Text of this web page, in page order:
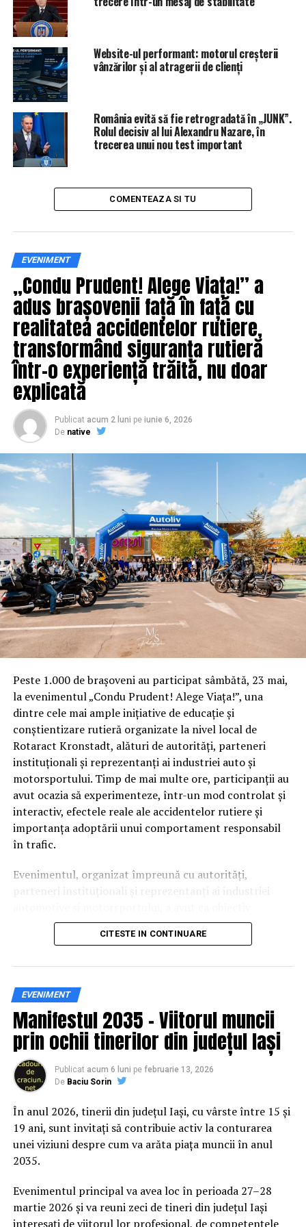
Website-ul performant: motorul creșterii
vânzărilor și al atragerii de clienți
România evită să fie retrogradată în „JUNK”.
Rolul decisiv al lui Alexandru Nazare, în
trecerea unui nou test important
COMENTEAZA SI TU
EVENIMENT
„Condu Prudent! Alege Viața!” a
adus brașovenii față în față cu
realitatea accidentelor rutiere,
transformând siguranța rutieră
într-o experiență trăită, nu doar
explicată
Publicat acum 2 luni pe iunie 6, 2026
De native
Peste 1.000 de brașoveni au participat sâmbătă, 23 mai,
la evenimentul „Condu Prudent! Alege Viața!”, una
dintre cele mai ample inițiative de educație și
conștientizare rutieră organizate la nivel local de
Rotaract Kronstadt, alături de autorități, parteneri
instituționali și reprezentanți ai industriei auto și
motorsportului. Timp de mai multe ore, participanții au
avut ocazia să experimenteze, într-un mod controlat și
interactiv, efectele reale ale accidentelor rutiere și
importanța adoptării unui comportament responsabil
în trafic.
Evenimentul, organizat împreună cu autorități,
parteneri instituționali și reprezentanți ai industriei
principal transformarea prevenției într-o experiență
practică și accesibilă publicului larg.
Siguranța rutieră, adusă mai
aproape de comunitate
Datele privind accidentele rutiere din România continuă
să evidențieze necesitatea unor inițiative de educație și
prevenție. În 2025, peste 3.000 de persoane au fost
rănite grav în accidente rutiere, iar mai mult de 1.300 și-
au pierdut viața pe șoselele din țară.
În acest context, campania „Condu Prudent! Alege
Viața!” își propune să transforme informația teoretică
într-o experiență directă, prin simulări și demonstrații
care îi ajută pe participanți să înțeleagă concret
impactul deciziilor luate în trafic.
CITESTE IN CONTINUARE
EVENIMENT
Manifestul 2035 – Viitorul muncii
prin ochii tinerilor din județul Iași
Publicat acum 6 luni pe februarie 13, 2026
De Baciu Sorin
În anul 2026, tinerii din județul Iași, cu vârste între 15 și
19 ani, sunt invitați să contribuie activ la conturarea
unei viziuni despre cum va arăta piața muncii în anul
2035.
Evenimentul principal va avea loc în perioada 27–28
martie 2026 și va reuni zeci de tineri din județul Iași
interesați de viitorul lor profesional, de competențele